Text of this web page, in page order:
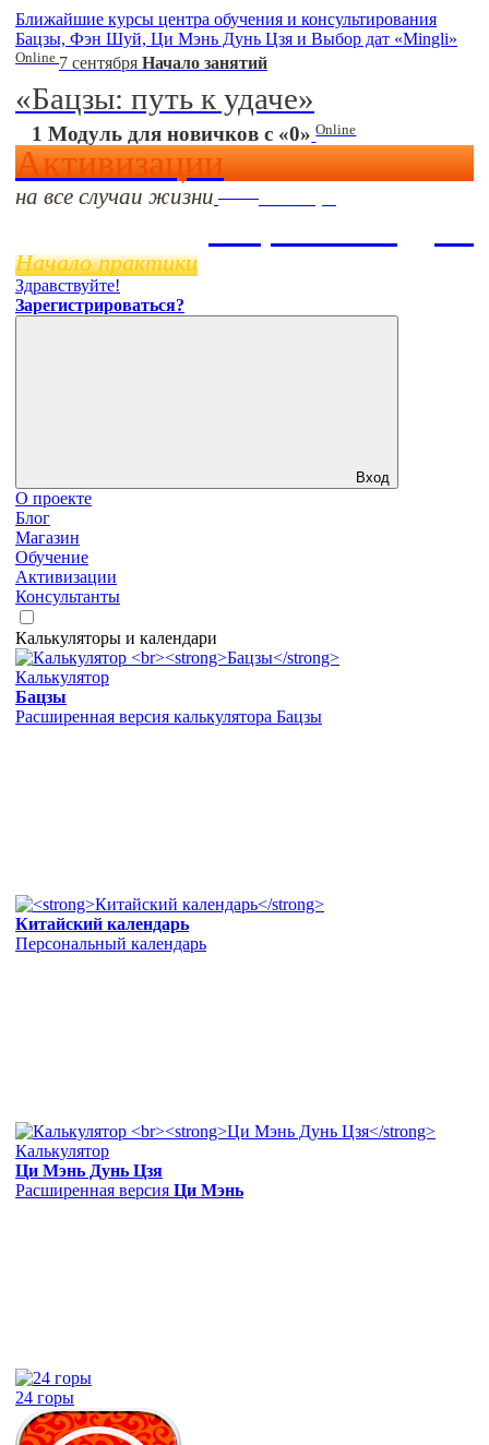
Ближайшие курсы центра обучения и консультирования
Бацзы, Фэн Шуй, Ци Мэнь Дунь Цзя и Выбор дат «Mingli»
Online 7 сентября Начало занятий
«Бацзы: путь к удаче»
1 Модуль для новичков с «0» Online
Активизации
на все случаи жизни
Начало практики
Здравствуйте!
Зарегистрироваться?
Вход
О проекте
Блог
Магазин
Обучение
Активизации
Консультанты
Калькуляторы и календари
Калькулятор
Бацзы
Расширенная версия калькулятора Бацзы
Китайский календарь
Персональный календарь
Калькулятор
Ци Мэнь Дунь Цзя
Расширенная версия Ци Мэнь
24 горы